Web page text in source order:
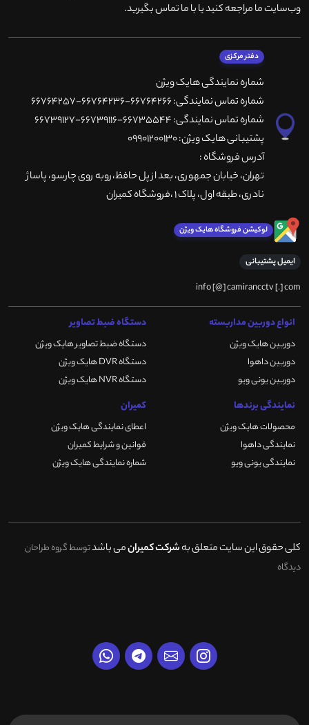
وب‌سایت ما مراجعه کنید یا با ما تماس بگیرید.
دفتر مرکزی
شماره نمایندگی هایک ویژن
شماره تماس نمایندگی: 66764266-66764236-66764257
شماره تماس نمایندگی: 66735544-66739116-66739127
پشتیبانی هایک ویژن: 09901200130
آدرس فروشگاه :
تهران، خيابان جمهوری، بعد از پل حافظ،روبه روی چارسو، پاساژ
نادری، طبقه اول، پلاک 1 ،فروشگاه کمیران
لوکیشن فروشگاه هایک ویژن
ایمیل پشتیبانی
info [@] camirancctv [.] com
انواع دوربین مداربسته
دوربین هایک ویژن
دوربین داهوا
دوربین یونی ویو
دستگاه ضبط تصاویر
دستگاه ضبط تصاویر هایک ویژن
دستگاه DVR هایک ویژن
دستگاه NVR هایک ویژن
نمایندگی برندها
محصولات هایک ویژن
نمایندگی داهوا
نمایندگی یونی ویو
کمیران
اعطای نمایندگی هایک ویژن
قوانین و شرایط کمیران
شماره نمایندگی هایک ویژن
کلی حقوق این سایت متعلق بهشرکت کمیرانمی باشدتوسط گروه طراحان
دیدگاه